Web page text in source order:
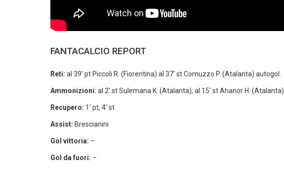
FANTACALCIO REPORT
Reti: al 39′ pt Piccoli R. (Fiorentina) al 37′ st Comuzzo P. (Atalanta) autogol.
Ammonizioni: al 2′ st Sulemana K. (Atalanta), al 15′ st Ahanor H. (Atalanta).
Recupero: 1′ pt, 4′ st
Assist: Brescianini
Gol vittoria: –
Gol da fuori: –